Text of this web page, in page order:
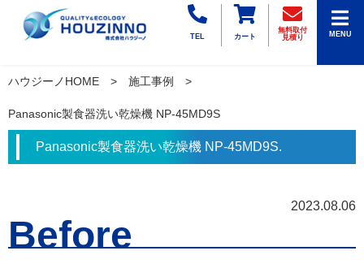
TEL カート
無料取付
見積り
MENU
ハウジーノHOME 施工事例
Panasonic製食器洗い乾燥機 NP-45MD9S
Panasonic製食器洗い乾燥機 NP-45MD9S.
2023.08.06
Before